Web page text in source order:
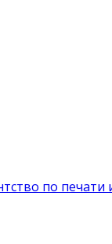
по